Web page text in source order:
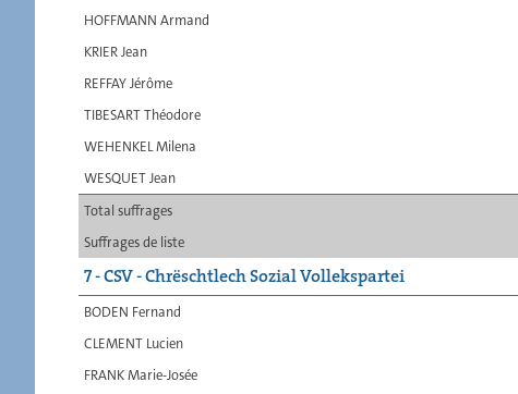
Total suffrages
Suffrages de liste
HOFFMANN Armand
KRIER Jean
REFFAY Jérôme
TIBESART Théodore
WEHENKEL Milena
WESQUET Jean
7 - CSV - Chrëschtlech Sozial Vollekspartei
BODEN Fernand
CLEMENT Lucien
FRANK Marie-Josée